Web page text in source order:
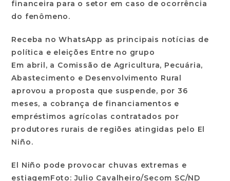
financeira para o setor em caso de ocorrência
do fenômeno.
Receba no WhatsApp as principais notícias de
política e eleições Entre no grupo
Em abril, a Comissão de Agricultura, Pecuária,
Abastecimento e Desenvolvimento Rural
aprovou a proposta que suspende, por 36
meses, a cobrança de financiamentos e
empréstimos agrícolas contratados por
produtores rurais de regiões atingidas pelo El
Niño.
El Niño pode provocar chuvas extremas e
estiagemFoto: Julio Cavalheiro/Secom SC/ND